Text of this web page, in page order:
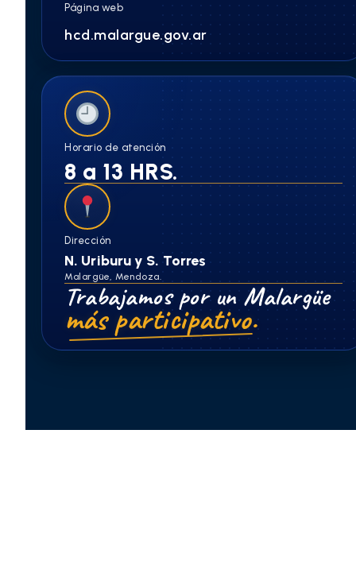
Página web
hcd.malargue.gov.ar
Horario de atención
8 a 13 HRS.
Dirección
N. Uriburu y S. Torres
Malargüe, Mendoza.
Trabajamos por un Malargüe
más participativo.